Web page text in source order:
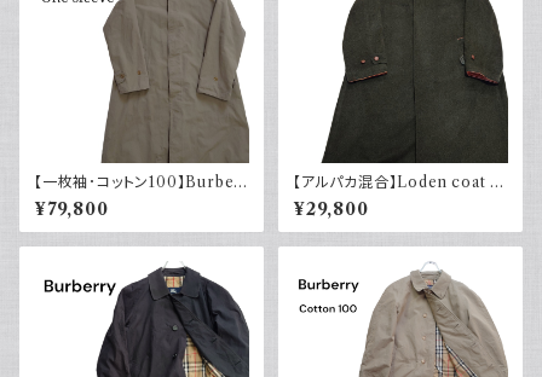
【一枚袖･コットン100】Burber
ry バーバリー バルマカーンコ
ート
¥79,800
【アルパカ混合】Loden coat ロ
ーデンコート グリーン オースト
リア製 ロングコート ユーロヴィ
ンテージ ヨーロッパ古着 euro
¥29,800